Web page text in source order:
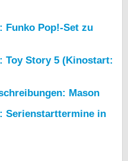
Funko Pop!-Set zu
Toy Story 5 (Kinostart:
Mason
Serienstarttermine in